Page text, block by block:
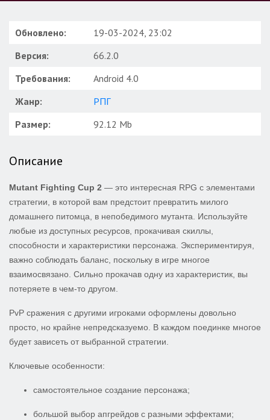
Обновлено:
19-03-2024, 23:02
Версия:
66.2.0
Требования:
Android 4.0
Жанр:
РПГ
Размер:
92.12 Mb
Описание
Mutant Fighting Cup 2 — это интересная RPG с элементами
стратегии, в которой вам предстоит превратить милого
домашнего питомца, в непобедимого мутанта. Используйте
любые из доступных ресурсов, прокачивая скиллы,
способности и характеристики персонажа. Экспериментируя,
важно соблюдать баланс, поскольку в игре многое
взаимосвязано. Сильно прокачав одну из характеристик, вы
потеряете в чем-то другом.
PvP cражения с другими игроками оформлены довольно
просто, но крайне непредсказуемо. В каждом поединке многое
будет зависеть от выбранной стратегии.
Ключевые особенности:
самостоятельное создание персонажа;
большой выбор апгрейдов с разными эффектами;